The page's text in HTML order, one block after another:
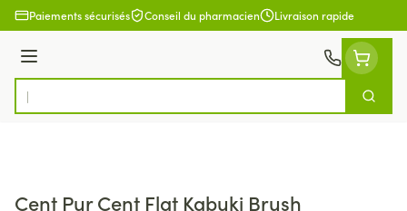
Aller au contenu
Paiements sécurisés Conseil du pharmacien Livraison rapide
Menu
Rechercher
Cent Pur Cent Flat Kabuki Brush